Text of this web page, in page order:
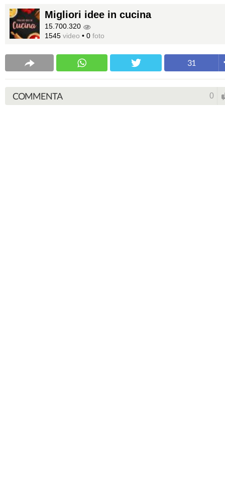
Migliori idee in cucina
15.700.320
1545 video • 0 foto
31
COMMENTA 0